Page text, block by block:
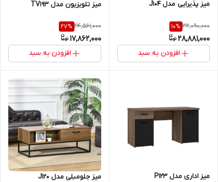
میز پذیرایی مدل J104
32,090,000
10%
28,881,000
افزودن به سبد
میز تلویزیون مدل TV193
24,561,000
27%
17,862,000
افزودن به سبد
میز اداری مدل P123 میز جلومبلی مدل J120